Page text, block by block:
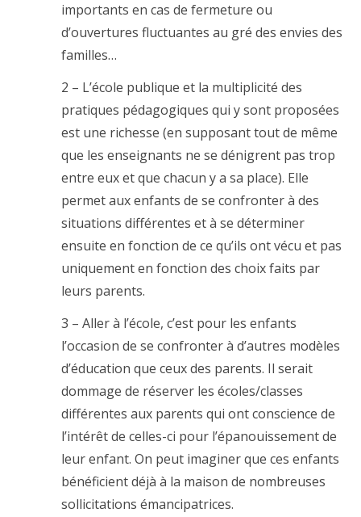
importants en cas de fermeture ou
d’ouvertures fluctuantes au gré des envies des
familles…
2 – L’école publique et la multiplicité des
pratiques pédagogiques qui y sont proposées
est une richesse (en supposant tout de même
que les enseignants ne se dénigrent pas trop
entre eux et que chacun y a sa place). Elle
permet aux enfants de se confronter à des
situations différentes et à se déterminer
ensuite en fonction de ce qu’ils ont vécu et pas
uniquement en fonction des choix faits par
leurs parents.
3 – Aller à l’école, c’est pour les enfants
l’occasion de se confronter à d’autres modèles
d’éducation que ceux des parents. Il serait
dommage de réserver les écoles/classes
différentes aux parents qui ont conscience de
l’intérêt de celles-ci pour l’épanouissement de
leur enfant. On peut imaginer que ces enfants
bénéficient déjà à la maison de nombreuses
sollicitations émancipatrices.